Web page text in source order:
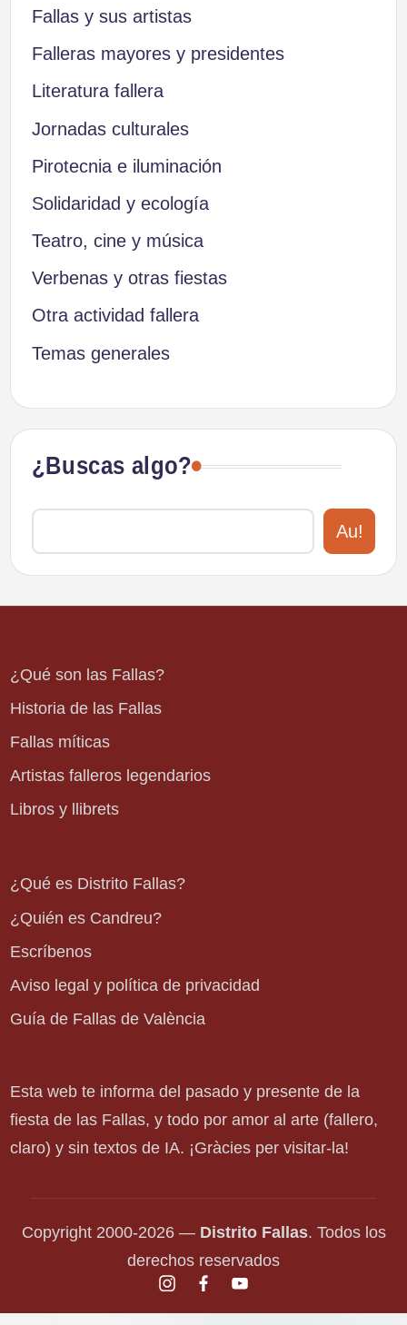
Fallas y sus artistas
Falleras mayores y presidentes
Literatura fallera
Jornadas culturales
Pirotecnia e iluminación
Solidaridad y ecología
Teatro, cine y música
Verbenas y otras fiestas
Otra actividad fallera
Temas generales
¿Buscas algo?
Au!
¿Qué son las Fallas?
Historia de las Fallas
Fallas míticas
Artistas falleros legendarios
Libros y llibrets
¿Qué es Distrito Fallas?
¿Quién es Candreu?
Escríbenos
Aviso legal y política de privacidad
Guía de Fallas de València
Esta web te informa del pasado y presente de la
fiesta de las Fallas, y todo por amor al arte (fallero,
claro) y sin textos de IA. ¡Gràcies per visitar-la!
Copyright 2000-2026 — Distrito Fallas. Todos los
derechos reservados
instagram.com
facebook.com
youtube.com